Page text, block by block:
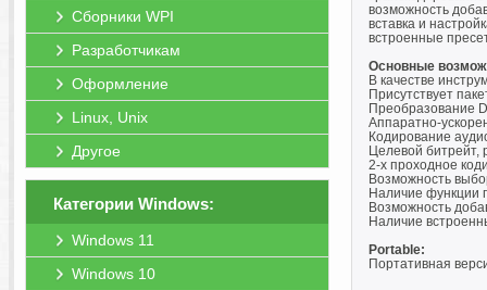
Сборники WPI
Разработчикам
Оформление
Linux, Unix
Другое
Категории Windows:
Windows 11
Windows 10
возможность
вставка и
встроенные
Основные
В качестве
Присутствует
Преобразование
Аппаратно-
Кодирование
Целевой битрейт,
2-х проходное
Возможность
Наличие функции
Возможность
Наличие
Portable:
Портативная